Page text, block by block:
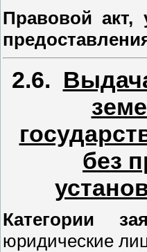
Правовой акт,
2.6.
без
Категории
юридические